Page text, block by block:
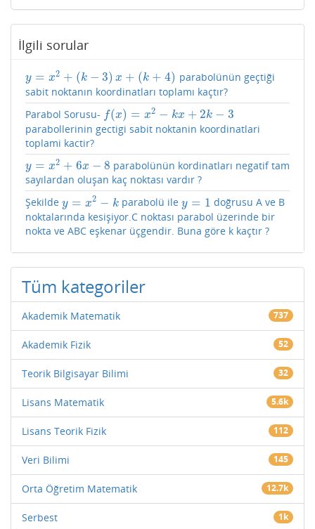
İlgili sorular
y = x2 + (k − 3) x + (k + 4)
y= x2 +(k −3) x+( k+4)
parabolünün geçtiği
sabit noktanın koordinatları toplamı kaçtır?
Parabol Sorusu- f(x) = x2 − kx + 2k − 3
f(x)=x 2−k x+2k− 3
parabollerinin gectigi sabit noktanin koordinatlari
toplami kactir?
y = x2 + 6x − 8
y= x2 +6x −8
parabolünün kordinatları negatif tam
sayılardan oluşan kaç noktası vardır ?
Şekilde y = x2 − k
y= x2 −k parabolü iley = 1
y=1
doğrusu A ve B
noktalarında kesişiyor.C noktası parabol üzerinde bir
nokta ve ABC eşkenar üçgendir. Buna göre k kaçtır ?
Tüm kategoriler
Akademik Matematik 737
Akademik Fizik 52
Teorik Bilgisayar Bilimi 32
Lisans Matematik 5.6k
Lisans Teorik Fizik 112
Veri Bilimi 145
Orta Öğretim Matematik 12.7k
Serbest 1k